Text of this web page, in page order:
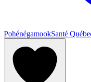
PohénégamookSanté